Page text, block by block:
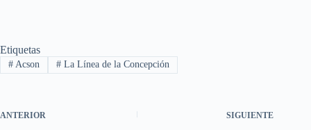
Etiquetas
#Acson #La Línea de la Concepción
ANTERIOR SIGUIENTE